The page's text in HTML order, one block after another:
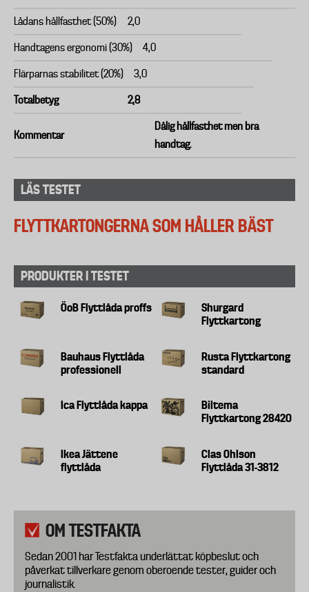
Lådans hållfasthet (50%) 2,0
Handtagens ergonomi (30%) 4,0
Flärparnas stabilitet (20%) 3,0
Totalbetyg 2,8
Kommentar
Dålig hållfasthet men bra
handtag.
LÄS TESTET
FLYTTKARTONGERNA SOM HÅLLER BÄST
PRODUKTER I TESTET
ÖoB Flyttlåda proffs
Shurgard
Flyttkartong
Bauhaus Flyttlåda
professionell
Rusta Flyttkartong
standard
Ica Flyttlåda kappa
Biltema
Flyttkartong 28420
Ikea Jättene
flyttlåda
Clas Ohlson
Flyttlåda 31-3812
OM TESTFAKTA
Sedan 2001 har Testfakta underlättat köpbeslut och
påverkat tillverkare genom oberoende tester, guider och
journalistik.